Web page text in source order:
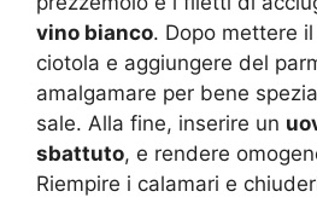
vino bianco. Dopo mettere
ciotola e aggiungere del
amalgamare per bene
sale. Alla fine, inserire un
sbattuto, e rendere
Riempire i calamari e